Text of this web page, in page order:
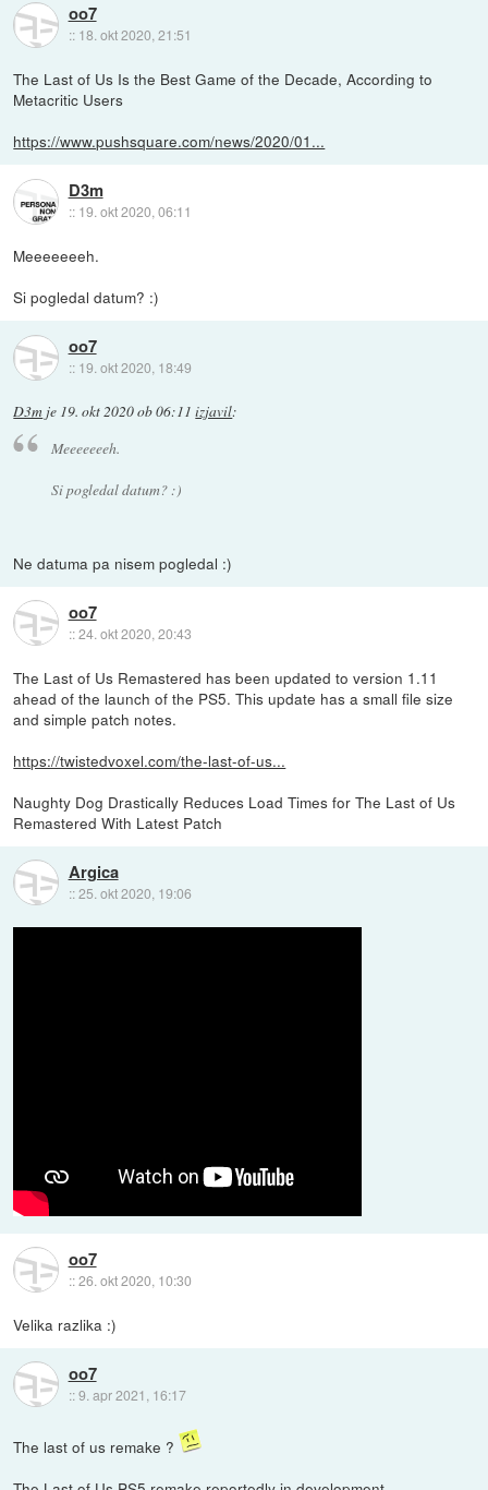
oo7
:: 18. okt 2020, 21:51
The Last of Us Is the Best Game of the Decade, According to
Metacritic Users
https://www.pushsquare.com/news/2020/01...
D3m
:: 19. okt 2020, 06:11
Meeeeeeeh.
Si pogledal datum? :)
oo7
:: 19. okt 2020, 18:49
D3m je 19. okt 2020 ob 06:11 izjavil:
Meeeeeeeh.
Si pogledal datum? :)
Ne datuma pa nisem pogledal :)
oo7
::24. okt 2020, 20:43
The Last of Us Remastered has been updated to version 1.11
ahead of the launch of the PS5. This update has a small file size
and simple patch notes.
https://twistedvoxel.com/the-last-of-us...
Naughty Dog Drastically Reduces Load Times for The Last of Us
Remastered With Latest Patch
Argica
::25. okt 2020, 19:06
oo7
::26. okt 2020, 10:30
Velika razlika :)
oo7
::9. apr 2021, 16:17
The last of us remake ?